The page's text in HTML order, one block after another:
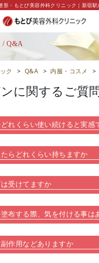
形・もとび美容外科クリニック｜新宿駅
/ Q&A
ク > Q&A > 内服・コスメ >
に関するご質
れくらい使い続けると実感
らどれくらい持ちますか
受けてますか
布する際、気を付ける事は
作用などありますか